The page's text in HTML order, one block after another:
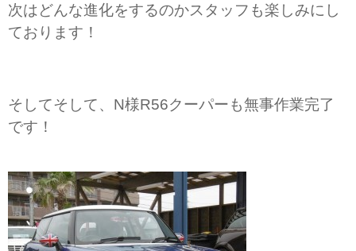
次はどんな進化をするのかスタッフも楽しみにし
ております！
そしてそして、N様R56クーパーも無事作業完了
です！